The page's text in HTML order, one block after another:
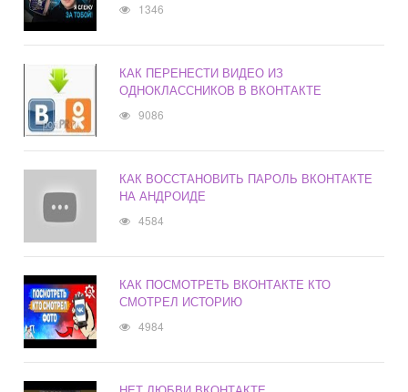
1346
КАК ПЕРЕНЕСТИ ВИДЕО ИЗ
ОДНОКЛАССНИКОВ В ВКОНТАКТЕ
9086
КАК ВОССТАНОВИТЬ ПАРОЛЬ ВКОНТАКТЕ
НА АНДРОИДЕ
4584
КАК ПОСМОТРЕТЬ ВКОНТАКТЕ КТО
СМОТРЕЛ ИСТОРИЮ
4984